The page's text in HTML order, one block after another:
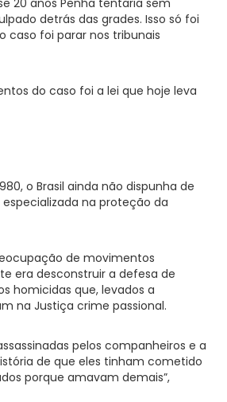
detrás das grades. Isso só foi
caso foi parar nos tribunais
do caso foi a lei que hoje leva
o Brasil ainda não dispunha de
na proteção da
de movimentos
era desconstruir a defesa de
homicidas que, levados a
na Justiça crime passional.
pelos companheiros e a
de que eles tinham cometido
porque amavam demais”,